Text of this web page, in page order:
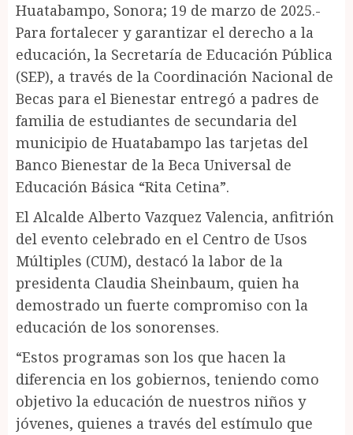
Huatabampo, Sonora; 19 de marzo de 2025.-
Para fortalecer y garantizar el derecho a la
educación, la Secretaría de Educación Pública
(SEP), a través de la Coordinación Nacional de
Becas para el Bienestar entregó a padres de
familia de estudiantes de secundaria del
municipio de Huatabampo las tarjetas del
Banco Bienestar de la Beca Universal de
Educación Básica “Rita Cetina”.
El Alcalde Alberto Vazquez Valencia, anfitrión
del evento celebrado en el Centro de Usos
Múltiples (CUM), destacó la labor de la
presidenta Claudia Sheinbaum, quien ha
demostrado un fuerte compromiso con la
educación de los sonorenses.
“Estos programas son los que hacen la
diferencia en los gobiernos, teniendo como
objetivo la educación de nuestros niños y
jóvenes, quienes a través del estímulo que